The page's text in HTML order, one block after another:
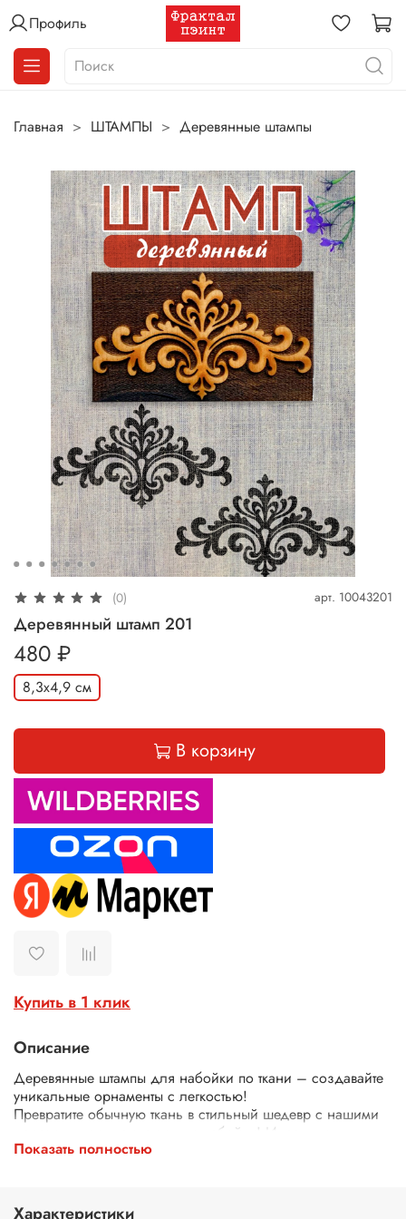
Профиль
Главная ШТАМПЫ Деревянные штампы
(0) арт. 10043201
Деревянный штамп 201
480 ₽
8,3х4,9 см
В корзину
Купить в 1 клик
Описание
Деревянные штампы для набойки по ткани – создавайте
уникальные орнаменты с легкостью!
Превратите обычную ткань в стильный шедевр с нашими
деревянными штампами для набойки! Идеально
подходят для декора одежды, текстиля, сумок, скатертей
Экологичные – изготовлены из дерева.
Показать полностью
Характеристики